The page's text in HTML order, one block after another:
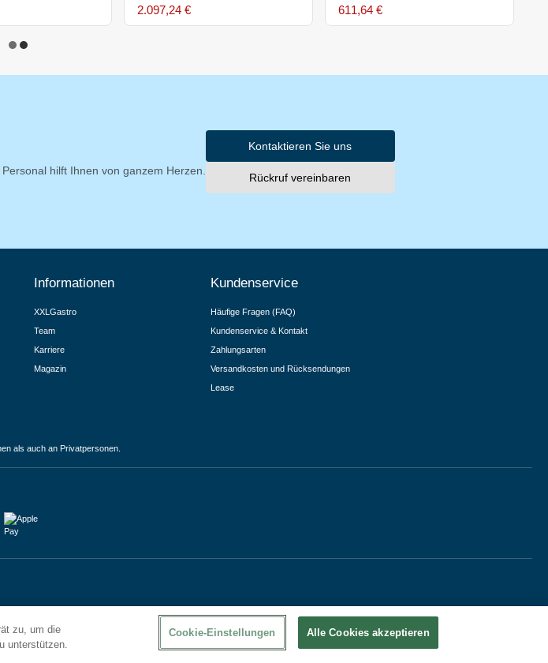
2.097,24 € 611,64 €
hilft Ihnen von ganzem Herzen.
Kontaktieren Sie uns
Rückruf vereinbaren
Informationen
XXLGastro
Team
Karriere
Magazin
Kundenservice
Häufige Fragen (FAQ)
Kundenservice & Kontakt
Zahlungsarten
Versandkosten und Rücksendungen
Lease
als auch an Privatpersonen.
zu, um die
unterstützen.
Cookie-Einstellungen Alle Cookies akzeptieren